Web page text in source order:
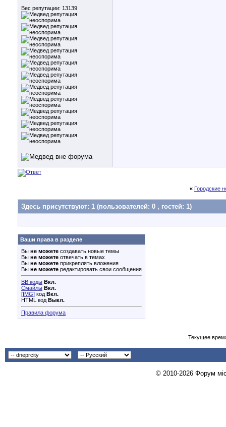
Вес репутации: 13139
« Городские
Здесь присутствуют: 1 (пользователей: 0 , гостей: 1)
Ваши права в разделе
Вы не можете создавать новые темы
Вы не можете отвечать в темах
Вы не можете прикреплять вложения
Вы не можете редактировать свои сообщения
BB коды Вкл.
Смайлы Вкл.
[IMG] код Вкл.
HTML код Выкл.
Правила форума
Текущее
© 2010-2026 Форум